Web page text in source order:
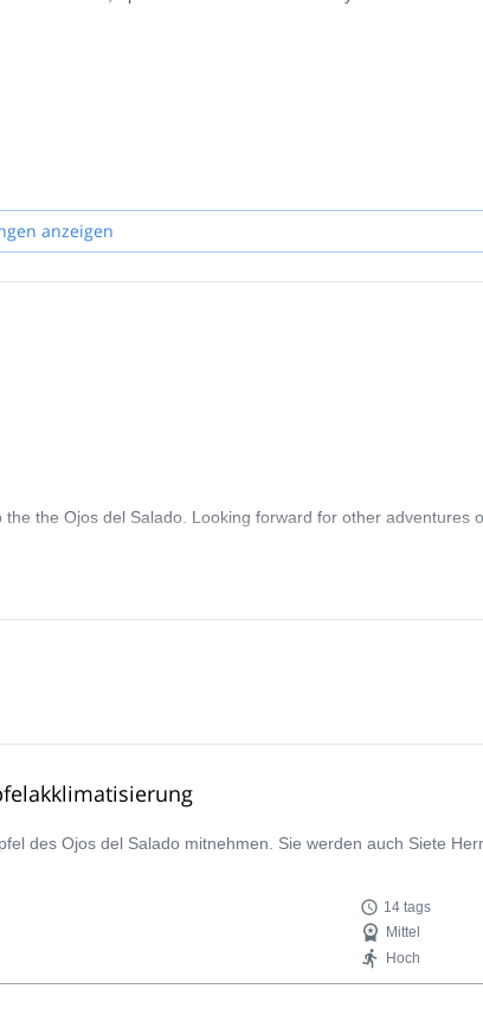
anzeigen
the Ojos del Salado. Looking forward for other adventures
des Ojos del Salado mitnehmen. Sie werden auch Siete
14 tags
Mittel
Hoch